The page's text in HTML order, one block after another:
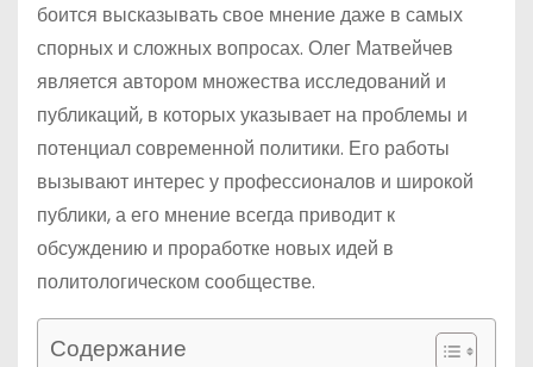
боится высказывать свое мнение даже в самых
спорных и сложных вопросах. Олег Матвейчев
является автором множества исследований и
публикаций, в которых указывает на проблемы и
потенциал современной политики. Его работы
вызывают интерес у профессионалов и широкой
публики, а его мнение всегда приводит к
обсуждению и проработке новых идей в
политологическом сообществе.
Содержание